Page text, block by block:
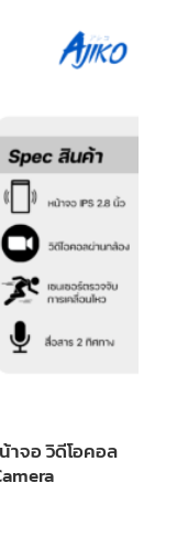
จอ วิดีโอคอล